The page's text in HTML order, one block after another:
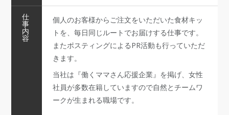
仕
事
内
容
個人のお客様からご注文をいただいた食材キッ
トを、毎日同じルートでお届けする仕事です。
またポスティングによるPR活動も行っていただ
きます。
当社は『働くママさん応援企業』を掲げ、女性
社員が多数在籍していますので自然とチームワ
ークが生まれる職場です。